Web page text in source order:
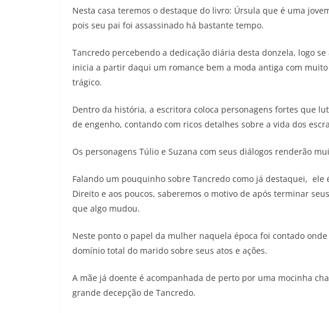
Nesta casa teremos o destaque do livro: Úrsula que é uma
pois seu pai foi assassinado há bastante tempo.
Tancredo percebendo a dedicação diária desta donzela, logo
inicia a partir daqui um romance bem a moda antiga com
trágico.
Dentro da história, a escritora coloca personagens fortes que
de engenho, contando com ricos detalhes sobre a vida dos
Os personagens Túlio e Suzana com seus diálogos renderão
Falando um pouquinho sobre Tancredo como já destaquei,
Direito e aos poucos, saberemos o motivo de após terminar
que algo mudou.
Neste ponto o papel da mulher naquela época foi contado
domínio total do marido sobre seus atos e ações.
A mãe já doente é acompanhada de perto por uma mocinha
grande decepção de Tancredo.